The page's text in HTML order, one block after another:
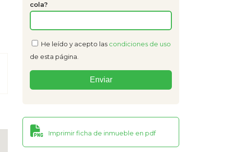
cola?
He leído y acepto las condiciones de uso
de esta página.
Imprimir ficha de inmueble en pdf